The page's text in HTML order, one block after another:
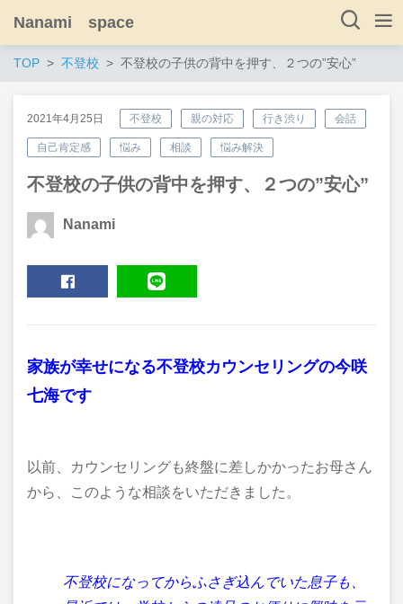
Nanami space
TOP 不登校 不登校の子供の背中を押す、２つの”安心”
2021年4月25日 不登校 親の対応 行き渋り 会話
自己肯定感 悩み 相談 悩み解決
不登校の子供の背中を押す、２つの”安心”
Nanami
家族が幸せになる不登校カウンセリングの今咲
七海です
以前、カウンセリングも終盤に差しかかったお母さん
から、このような相談をいただきました。
不登校になってからふさぎ込んでいた息子も、